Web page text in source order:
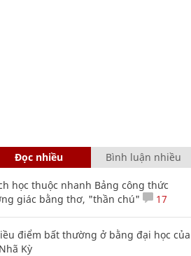
Đọc nhiều Bình luận nhiều
học thuộc nhanh Bảng công thức
giác bằng thơ, "thần chú"
17
điểm bất thường ở bằng đại học của
Kỳ